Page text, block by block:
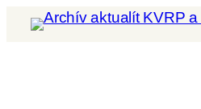
Prejsť